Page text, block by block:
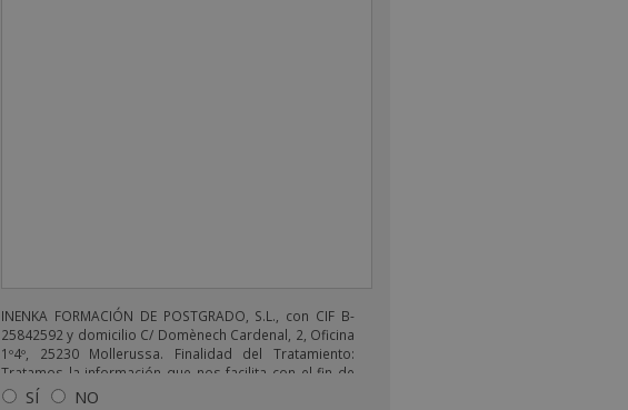
INENKA FORMACIÓN DE POSTGRADO, S.L., con CIF B-
25842592 y domicilio C/ Domènech Cardenal, 2, Oficina
1º4º, 25230 Mollerussa. Finalidad del Tratamiento:
Tratamos la información que nos facilita con el fin de
enviarle correos electrónicos de tipo comercial
SÍ NO